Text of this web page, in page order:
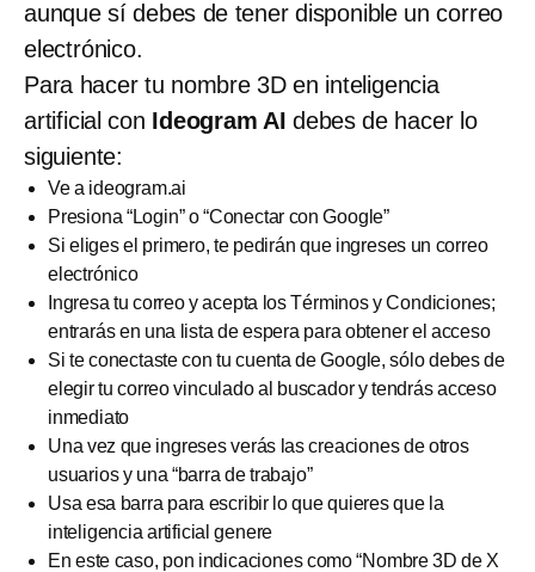
aunque sí debes de tener disponible un correo
electrónico.
Para hacer tu nombre 3D en inteligencia
artificial con Ideogram AI debes de hacer lo
siguiente:
Ve a ideogram.ai
Presiona “Login” o “Conectar con Google”
Si eliges el primero, te pedirán que ingreses un correo
electrónico
Ingresa tu correo y acepta los Términos y Condiciones;
entrarás en una lista de espera para obtener el acceso
Si te conectaste con tu cuenta de Google, sólo debes de
elegir tu correo vinculado al buscador y tendrás acceso
inmediato
Una vez que ingreses verás las creaciones de otros
usuarios y una “barra de trabajo”
Usa esa barra para escribir lo que quieres que la
inteligencia artificial genere
En este caso, pon indicaciones como “Nombre 3D de X